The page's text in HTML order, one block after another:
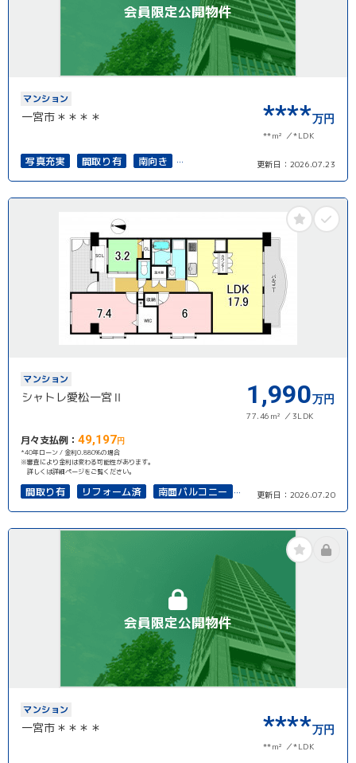
会員限定公開物件
マンション
一宮市＊＊＊＊ ****万円
**m² *LDK
写真充実 間取り有
南向き
更新日： 2026.07.23
マンション
シャトレ愛松一宮Ⅱ 1,990万円
77.46m² 3LDK
月々支払例： 49,197円
*40年ローン / 金利0.880%の場合
※審査により金利は変わる可能性があります。
詳しくは詳細ページをご覧ください。
間取り有 リフォーム済
南面バルコニー
更新日： 2026.07.20
会員限定公開物件
マンション
一宮市＊＊＊＊ ****万円
**m² *LDK